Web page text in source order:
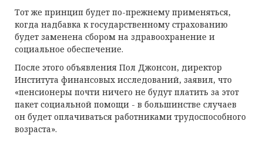
Тот же принцип будет по-прежнему применяться,
когда надбавка к государственному страхованию
будет заменена сбором на здравоохранение и
социальное обеспечение.
После этого объявления Пол Джонсон, директор
Института финансовых исследований, заявил, что
«пенсионеры почти ничего не будут платить за этот
пакет социальной помощи - в большинстве случаев
он будет оплачиваться работниками трудоспособного
возраста».